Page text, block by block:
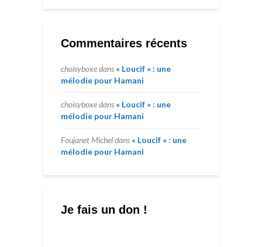
Commentaires récents
choisyboxedans « Loucif » : une
mélodie pour Hamani
choisyboxedans « Loucif » : une
mélodie pour Hamani
Foujanet Micheldans « Loucif » : une
mélodie pour Hamani
Je fais un don !